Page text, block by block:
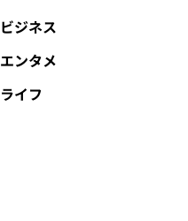
ビジネス
エンタメ
ライフ